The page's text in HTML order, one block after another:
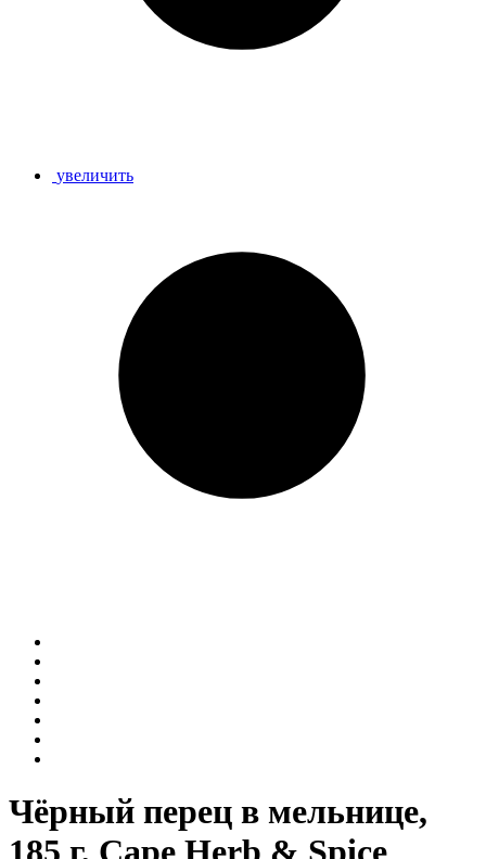
увеличить
Чёрный перец в мельнице,